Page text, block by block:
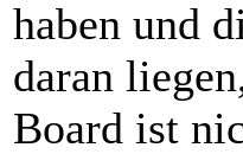
haben und
daran
Board ist